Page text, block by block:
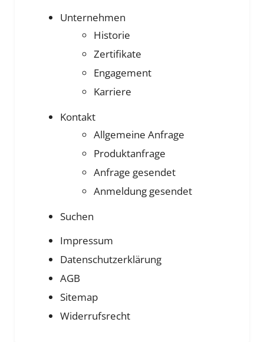
Unternehmen
Historie
Zertifikate
Engagement
Karriere
Kontakt
Allgemeine Anfrage
Produktanfrage
Anfrage gesendet
Anmeldung gesendet
Suchen
Impressum
Datenschutzerklärung
AGB
Sitemap
Widerrufsrecht